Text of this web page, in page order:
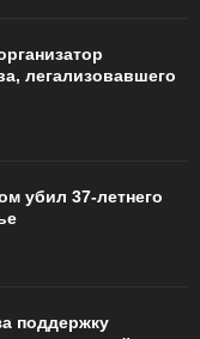
легализовавшего
убил 37-летнего
поддержку